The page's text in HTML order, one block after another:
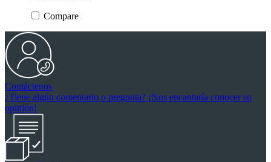
Compare
Contáctenos
¿Tiene algún comentario o pregunta? ¡Nos encantaría conocer su
opinión!